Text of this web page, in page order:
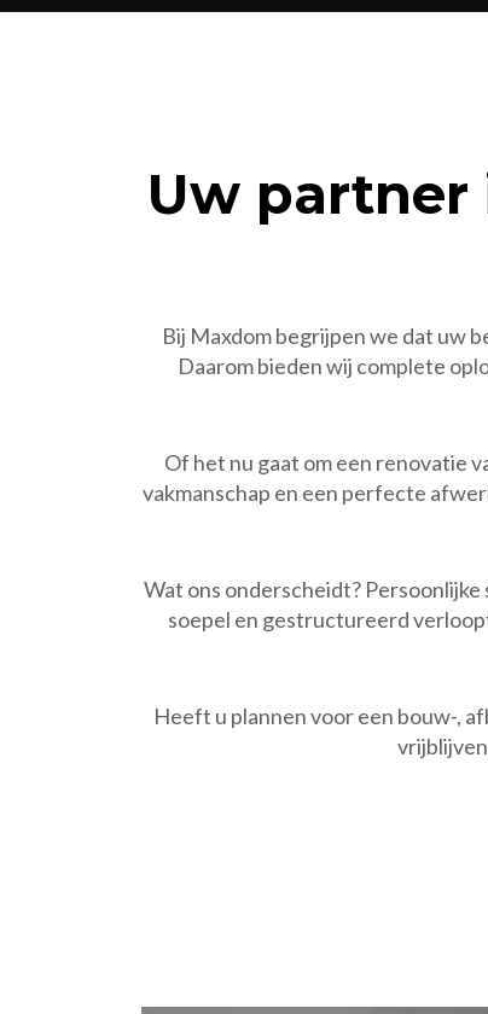
Uw partner
Bij Maxdom begrijpen we dat uw
Daarom bieden wij complete
Of het nu gaat om een renovatie
vakmanschap en een perfecte
Wat ons onderscheidt?
soepel en gestructureerd
Heeft u plannen voor een bouw-,